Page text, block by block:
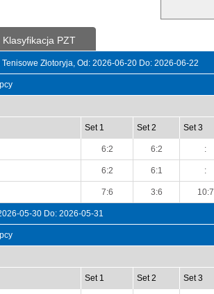
Klasyfikacja PZT
Złotoryja, Od: 2026-06-20 Do: 2026-06-22
Set 1 Set 2 Set 3
6:2 6:2 :
6:2 6:1 :
7:6 3:6 10:7
05-30 Do: 2026-05-31
Set 1 Set 2 Set 3